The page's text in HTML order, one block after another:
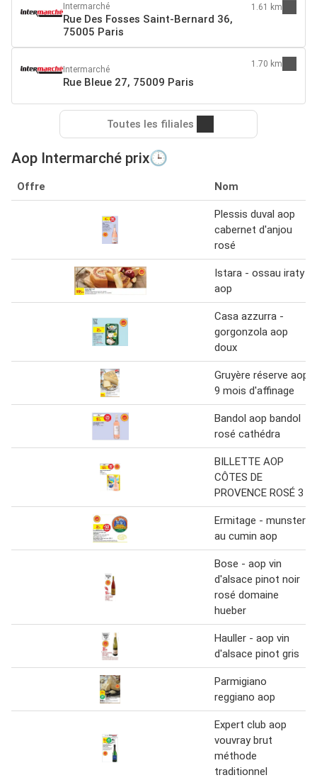
Intermarché
Rue Des Fosses Saint-Bernard 36,
75005 Paris
1.61 km
Intermarché
Rue Bleue 27, 75009 Paris
1.70 km
Toutes les filiales
Aop Intermarché prix🕒
Offre Nom
Plessis duval aop
cabernet d'anjou
rosé
Istara - ossau iraty
aop
Casa azzurra -
gorgonzola aop
doux
Gruyère réserve aop
9 mois d'affinage
Bandol aop bandol
rosé cathédra
BILLETTE AOP
CÔTES DE
PROVENCE ROSÉ 3 l
Ermitage - munster
au cumin aop
Bose - aop vin
d'alsace pinot noir
rosé domaine
hueber
Hauller - aop vin
d'alsace pinot gris
Parmigiano
reggiano aop
Expert club aop
vouvray brut
méthode
traditionnel